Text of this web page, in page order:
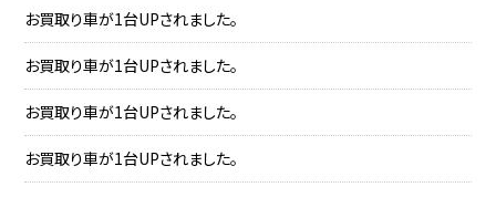
お買取り車が1台UPされました。
お買取り車が1台UPされました。
お買取り車が1台UPされました。
お買取り車が1台UPされました。